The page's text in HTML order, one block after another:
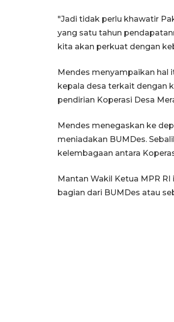
"Jadi tidak perlu khawatir
yang satu tahun
kita akan perkuat dengan
Mendes menyampaikan hal
kepala desa terkait dengan
pendirian Koperasi Desa
Mendes menegaskan ke
meniadakan BUMDes.
kelembagaan antara
Mantan Wakil Ketua MPR
bagian dari BUMDes atau